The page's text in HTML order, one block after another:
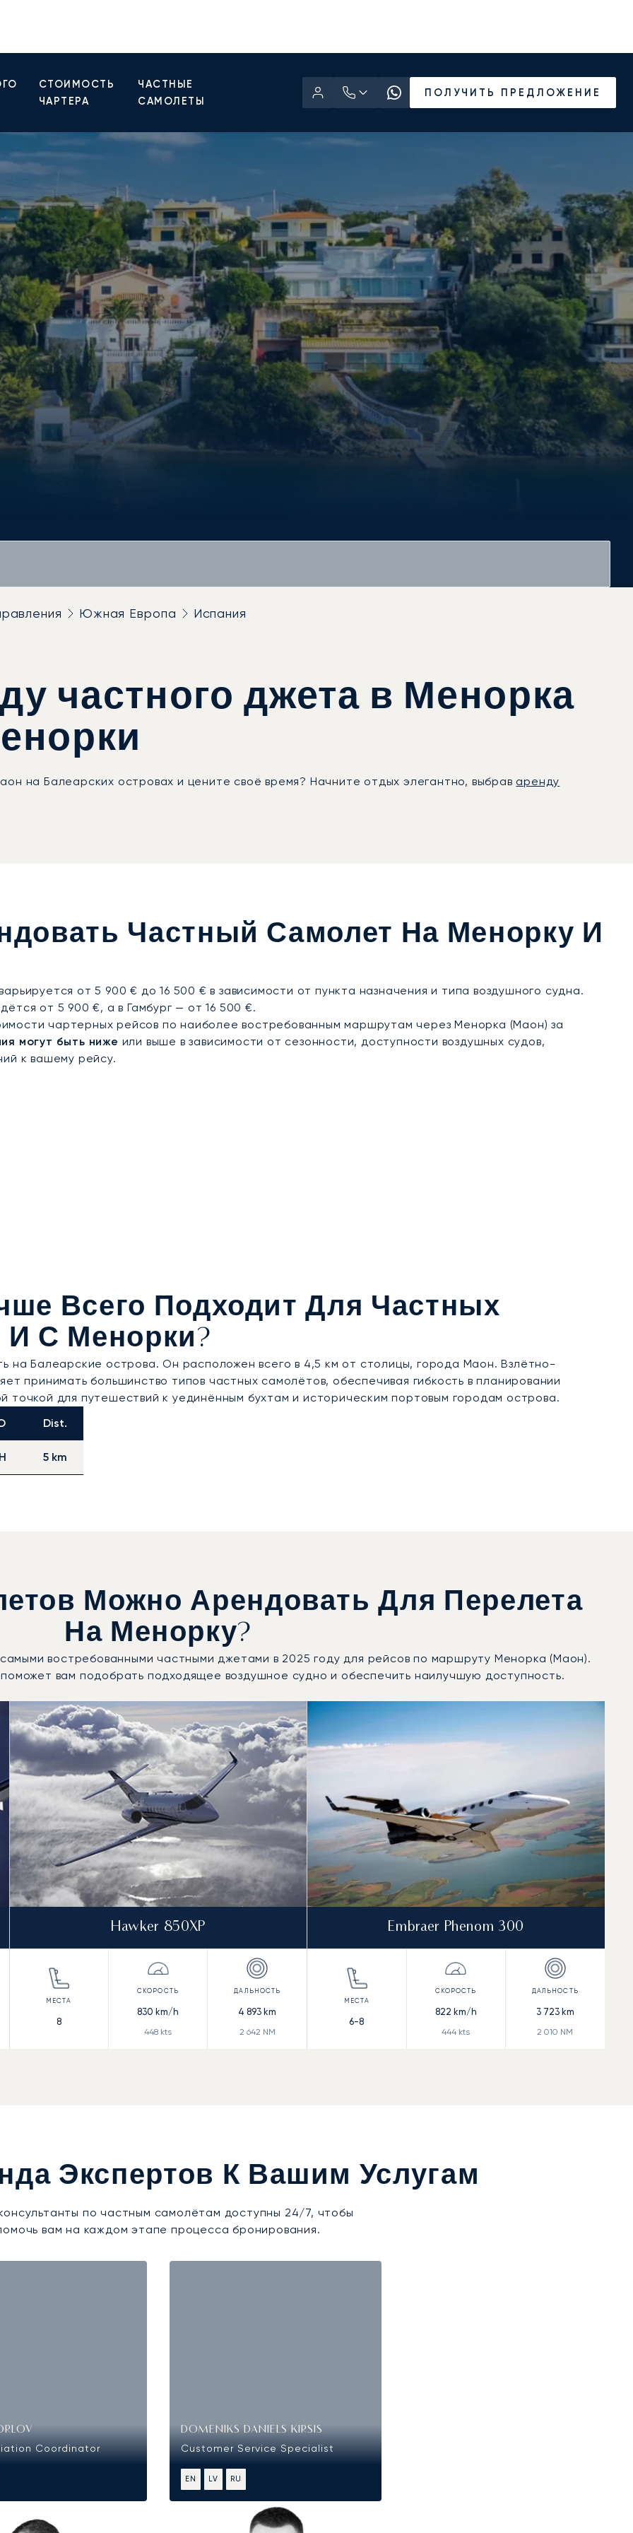
СТОИМОСТЬ
ЧАРТЕРА
ЧАСТНЫЕ
САМОЛЕТЫ
ПОЛУЧИТЬ ПРЕДЛОЖЕНИЕ
Южная Европа Испания
частного джета в Менорка
на Балеарских островах и цените своё время? Начните отдых элегантно, выбрав аренду
Частный Самолет На Менорку И
от 5 900 € до 16 500 € в зависимости от пункта назначения и типа воздушного судна.
от 5 900 €, а в Гамбург — от 16 500 €.
чартерных рейсов по наиболее востребованным маршрутам через Менорка (Маон) за
могут быть ниже или выше в зависимости от сезонности, доступности воздушных судов,
к вашему рейсу.
Всего Подходит Для Частных
И С Менорки?
на Балеарские острова. Он расположен всего в 4,5 км от столицы, города Маон. Взлётно-
принимать большинство типов частных самолётов, обеспечивая гибкость в планировании
точкой для путешествий к уединённым бухтам и историческим портовым городам острова.
Dist.
5 km
Можно Арендовать Для Перелета
На Менорку?
востребованными частными джетами в 2025 году для рейсов по маршруту Менорка (Маон).
вам подобрать подходящее воздушное судно и обеспечить наилучшую доступность.
судов по числу полётных движений в 2025 году
Места
Дальность (км)
Hawker 850XP
8
830 km/h
448 kts
4 893 km
2 642 NM
Embraer Phenom 300
6-8
822 km/h
444 kts
3 723km
2 010 NM
Экспертов К Вашим Услугам
по частным самолётам доступны 24/7, чтобы
вам на каждом этапе процесса бронирования.
Coordinator
DOMENIKS DANIELS KIRSIS
Customer Service Specialist
EN LV RU